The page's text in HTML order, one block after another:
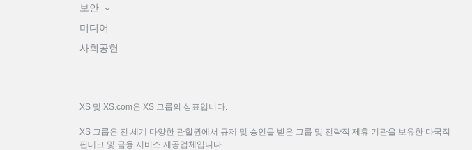
보안
미디어
사회공헌
XS 및 XS.com은 XS 그룹의 상표입니다.
XS 그룹은 전 세계 다양한 관할권에서 규제 및 승인을 받은 그룹 및 전략적 제휴 기관을 보유한 다국적
핀테크 및 금융 서비스 제공업체입니다.